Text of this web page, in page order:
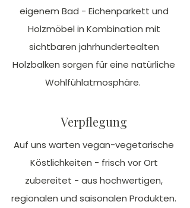
eigenem Bad - Eichenparkett und
Holzmöbel in Kombination mit
sichtbaren jahrhundertealten
Holzbalken sorgen für eine natürliche
Wohlfühlatmosphäre.
Verpflegung
Auf uns warten vegan-vegetarische
Köstlichkeiten - frisch vor Ort
zubereitet - aus hochwertigen,
regionalen und saisonalen Produkten.